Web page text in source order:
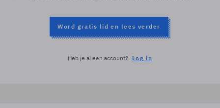
Word gratis lid en lees verder
Heb je al een account? Log in